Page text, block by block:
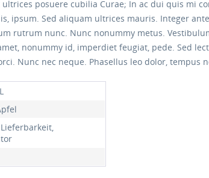
posuere cubilia Curae; In ac dui quis mi
ipsum. Sed aliquam ultrices mauris. Integer
rutrum nunc. Nunc nonummy metus.
nonummy id, imperdiet feugiat, pede. Sed
Nunc nec neque. Phasellus leo dolor, tempus